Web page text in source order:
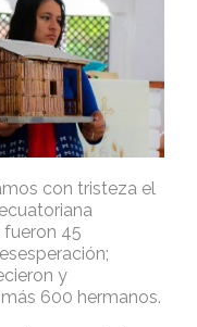
con tristeza el
fueron 45
y
600 hermanos.